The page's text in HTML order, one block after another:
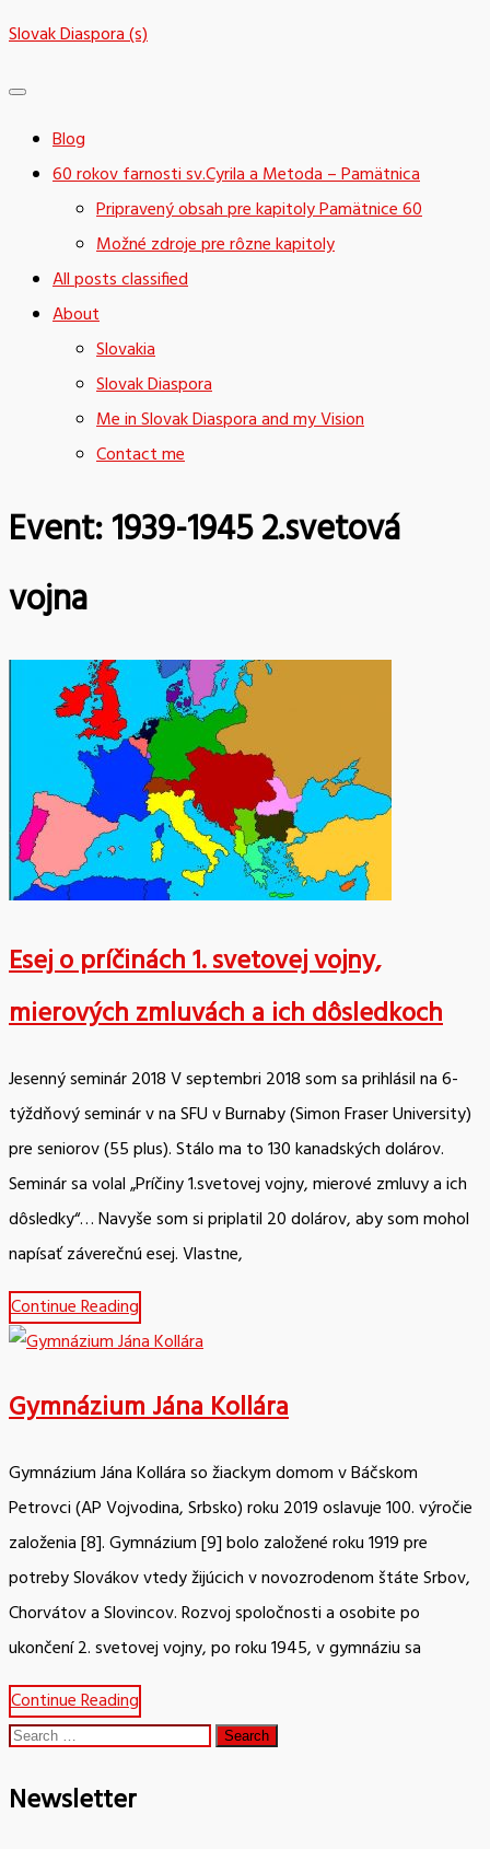
Skip
content
Slovak Diaspora (s)
Blog
60 rokov farnosti sv.Cyrila a Metoda – Pamätnica
Pripravený obsah pre kapitoly Pamätnice 60
Možné zdroje pre rôzne kapitoly
All posts classified
About
Slovakia
Slovak Diaspora
Me in Slovak Diaspora and my Vision
Contact me
Event:1939-1945 2.svetová
vojna
Esej o príčinách 1. svetovej vojny,
mierových zmluvách a ich dôsledkoch
Jesenný seminár 2018 V septembri 2018 som sa prihlásil na 6-
týždňový seminár v na SFU v Burnaby (Simon Fraser University)
pre seniorov (55 plus). Stálo ma to 130 kanadských dolárov.
Seminár sa volal „Príčiny 1.svetovej vojny, mierové zmluvy a ich
dôsledky“… Navyše som si priplatil 20 dolárov, aby som mohol
napísať záverečnú esej. Vlastne,
Continue Reading
Gymnázium Jána Kollára
Gymnázium Jána Kollára so žiackym domom v Báčskom
Petrovci (AP Vojvodina, Srbsko) roku 2019 oslavuje 100. výročie
založenia [8]. Gymnázium [9] bolo založené roku 1919 pre
potreby Slovákov vtedy žijúcich v novozrodenom štáte Srbov,
Chorvátov a Slovincov. Rozvoj spoločnosti a osobite po
ukončení 2. svetovej vojny, po roku 1945, v gymnáziu sa
Continue Reading
Search
Newsletter